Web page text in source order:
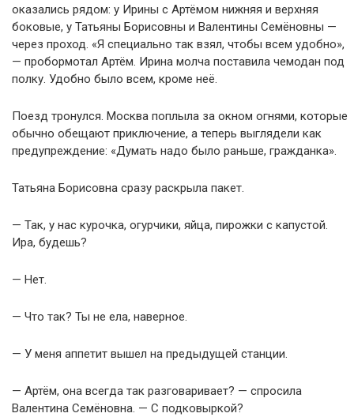
оказались рядом: у Ирины с Артёмом нижняя и верхняя
боковые, у Татьяны Борисовны и Валентины Семёновны —
через проход. «Я специально так взял, чтобы всем удобно»,
— пробормотал Артём. Ирина молча поставила чемодан под
полку. Удобно было всем, кроме неё.
Поезд тронулся. Москва поплыла за окном огнями, которые
обычно обещают приключение, а теперь выглядели как
предупреждение: «Думать надо было раньше, гражданка».
Татьяна Борисовна сразу раскрыла пакет.
— Так, у нас курочка, огурчики, яйца, пирожки с капустой.
Ира, будешь?
— Нет.
— Что так? Ты не ела, наверное.
— У меня аппетит вышел на предыдущей станции.
— Артём, она всегда так разговаривает? — спросила
Валентина Семёновна. — С подковыркой?